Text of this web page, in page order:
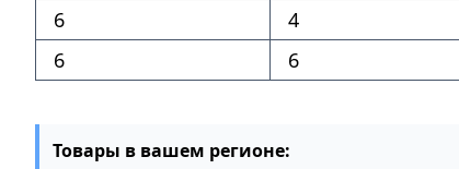
6
4
6
6
Товары в вашем регионе: